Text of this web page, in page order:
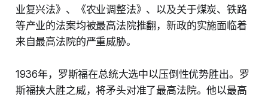
业复兴法》、《农业调整法》、以及关于煤炭、铁路
等产业的法案均被最高法院推翻，新政的实施面临着
来自最高法院的严重威胁。
1936年，罗斯福在总统大选中以压倒性优势胜出。罗
斯福挟大胜之威，将矛头对准了最高法院。他以最高